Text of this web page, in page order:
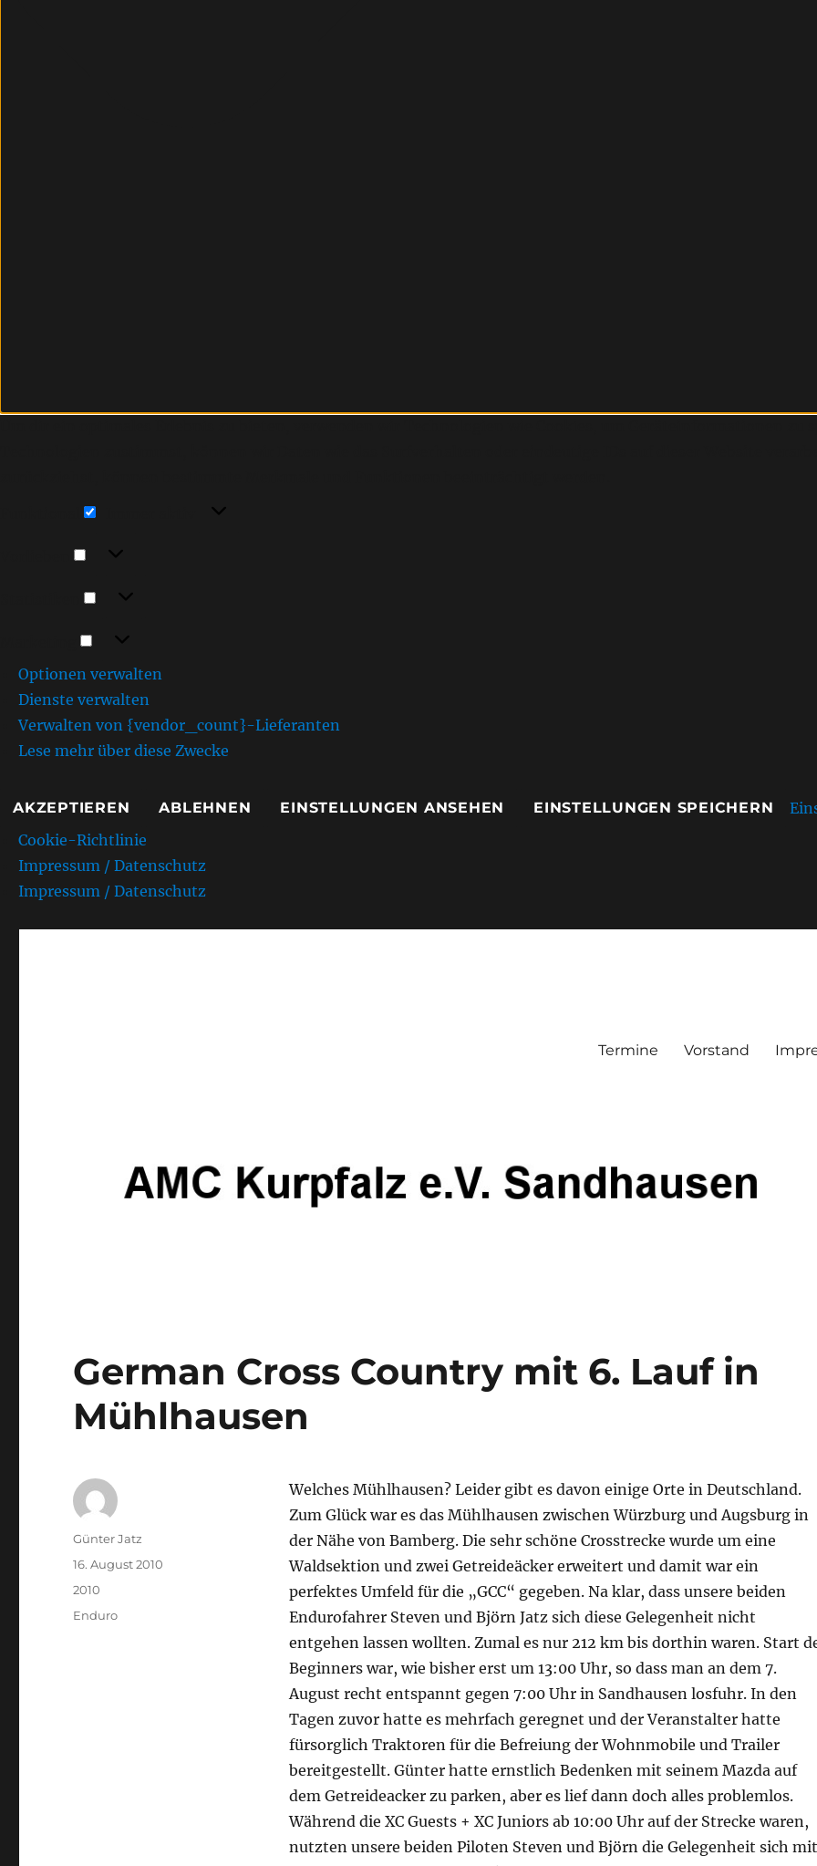
Optionen verwalten
Dienste verwalten
Verwalten von {vendor_count}-Lieferanten
Lese mehr über diese Zwecke
AKZEPTIEREN ABLEHNEN EINSTELLUNGEN ANSEHEN EINSTELLUNGEN SPEICHERN
Cookie-Richtlinie
Impressum / Datenschutz
Impressum / Datenschutz
Termine Vorstand
German Cross Country mit 6. Lauf in
Mühlhausen
Welches Mühlhausen? Leider gibt es davon einige Orte in Deutschland.
Zum Glück war es das Mühlhausen zwischen Würzburg und Augsburg in
der Nähe von Bamberg. Die sehr schöne Crosstrecke wurde um eine
Waldsektion und zwei Getreideäcker erweitert und damit war ein
perfektes Umfeld für die „GCC“ gegeben. Na klar, dass unsere beiden
Endurofahrer Steven und Björn Jatz sich diese Gelegenheit nicht
entgehen lassen wollten. Zumal es nur 212 km bis dorthin waren. Start
Beginners war, wie bisher erst um 13:00 Uhr, so dass man an dem 7.
August recht entspannt gegen 7:00 Uhr in Sandhausen losfuhr. In den
Tagen zuvor hatte es mehrfach geregnet und der Veranstalter hatte
fürsorglich Traktoren für die Befreiung der Wohnmobile und Trailer
bereitgestellt. Günter hatte ernstlich Bedenken mit seinem Mazda auf
dem Getreideacker zu parken, aber es lief dann doch alles problemlos.
Während die XC Guests + XC Juniors ab 10:00 Uhr auf der Strecke waren,
nutzten unsere beiden Piloten Steven und Björn die Gelegenheit sich mit
Autor
Günter Jatz
Veröffentlicht
16. August 2010
Kategorien
2010
Schlagwörter
Enduro